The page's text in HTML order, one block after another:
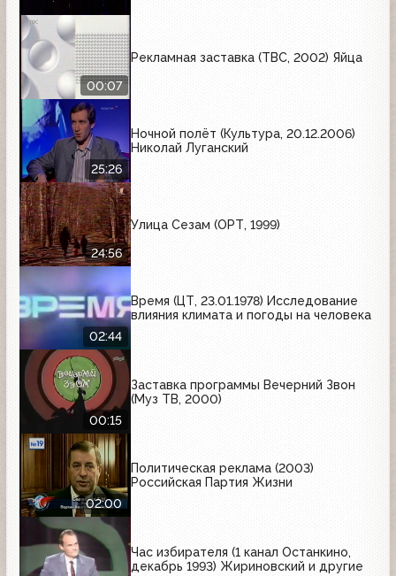
00:07
Рекламная заставка (ТВС, 2002) Яйца
25:26
Ночной полёт (Культура, 20.12.2006)
Николай Луганский
24:56
Улица Сезам (ОРТ, 1999)
02:44
Время (ЦТ, 23.01.1978) Исследование
влияния климата и погоды на человека
00:15
Заставка программы Вечерний Звон
(Муз ТВ, 2000)
02:00
Политическая реклама (2003)
Российская Партия Жизни
Час избирателя (1 канал Останкино,
декабрь 1993) Жириновский и другие